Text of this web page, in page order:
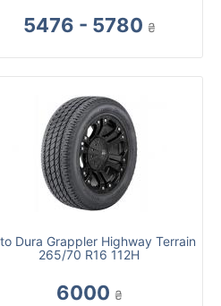
5476 - 5780 ₴
Dura Grappler Highway Terrain
265/70 R16 112H
6000 ₴